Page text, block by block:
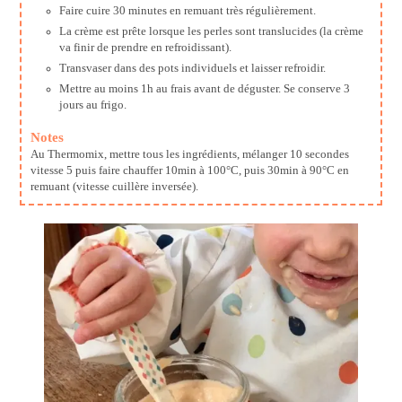
Faire cuire 30 minutes en remuant très régulièrement.
La crème est prête lorsque les perles sont translucides (la crème
va finir de prendre en refroidissant).
Transvaser dans des pots individuels et laisser refroidir.
Mettre au moins 1h au frais avant de déguster. Se conserve 3
jours au frigo.
Notes
Au Thermomix, mettre tous les ingrédients, mélanger 10 secondes
vitesse 5 puis faire chauffer 10min à 100°C, puis 30min à 90°C en
remuant (vitesse cuillère inversée).